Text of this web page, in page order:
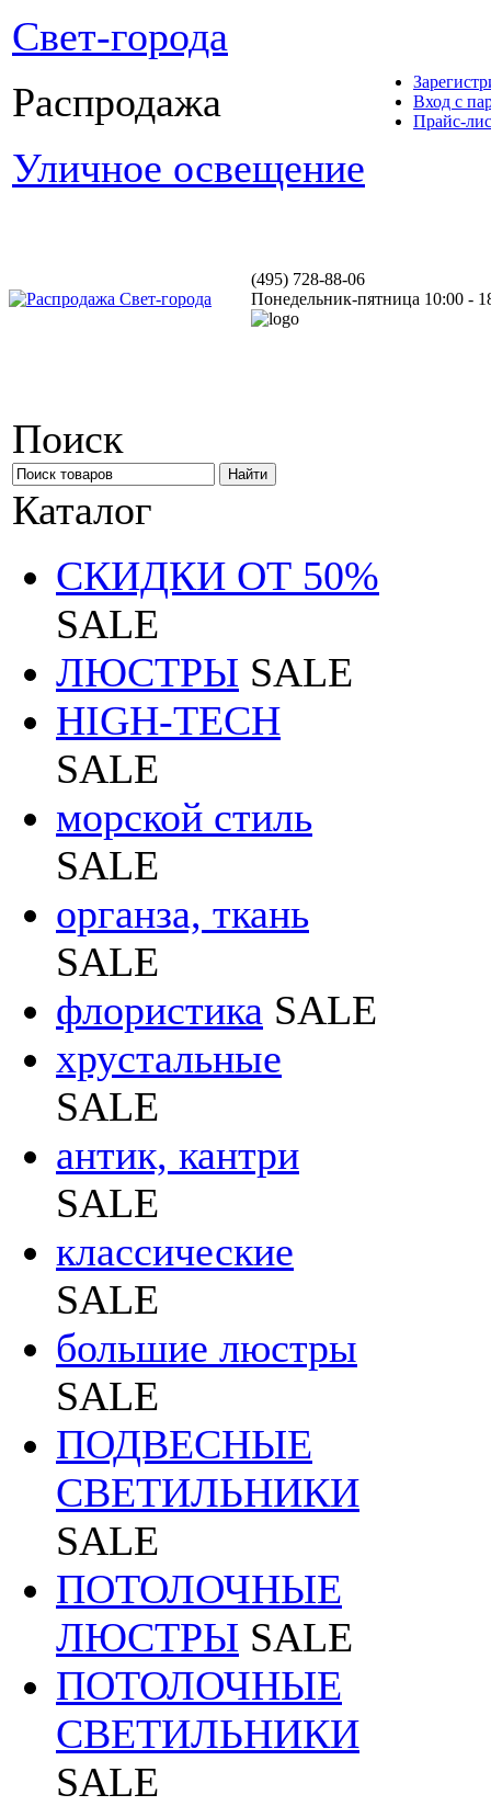
Свет-города
Распродажа
Уличное освещение
Вход с
Прайс-
(495) 728-88-06
Понедельник-пятница 10:00 -
Поиск
Каталог
СКИДКИ ОТ 50%
SALE
ЛЮСТРЫ SALE
HIGH-TECH
SALE
морской стиль
SALE
органза, ткань
SALE
флористика SALE
хрустальные
SALE
антик, кантри
SALE
классические
SALE
большие люстры
SALE
ПОДВЕСНЫЕ
СВЕТИЛЬНИКИ
SALE
ПОТОЛОЧНЫЕ
ЛЮСТРЫ SALE
ПОТОЛОЧНЫЕ
СВЕТИЛЬНИКИ
SALE